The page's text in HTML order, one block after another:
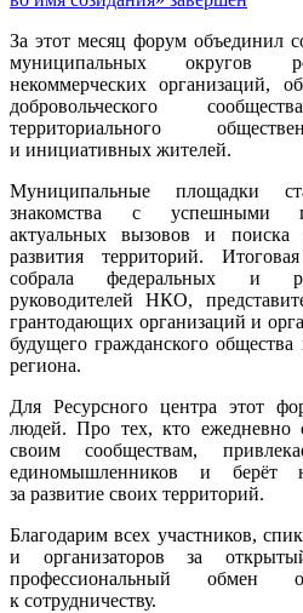
За этот месяц форум объединил
муниципальных округов
некоммерческих организаций,
добровольческого
территориального
и инициативных жителей.
Муниципальные площадки
знакомства с успешными
актуальных вызовов и поиска
развития территорий.
собрала федеральных и
руководителей НКО,
грантодающих организаций и
будущего гражданского общества
региона.
Для Ресурсного центра этот
людей. Про тех, кто ежедневно
своим сообществам,
единомышленников и берёт
за развитие своих территорий.
Благодарим всех участников,
и организаторов за
профессиональный обмен
к сотрудничеству.